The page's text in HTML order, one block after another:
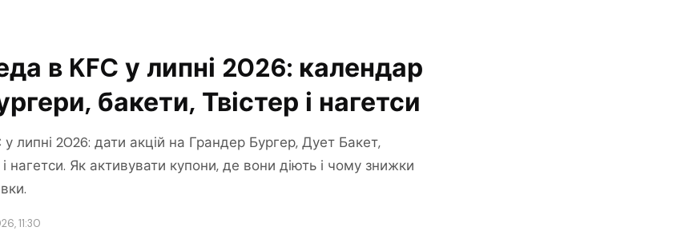
в KFC у липні 2026: календар
бакети, Твістер і нагетси
липні 2026: дати акцій на Грандер Бургер, Дует Бакет,
нагетси. Як активувати купони, де вони діють і чому знижки
11:30